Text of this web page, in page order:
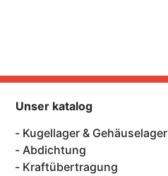
Unser katalog
Kugellager & Gehäuselager
Abdichtung
Kraftübertragung